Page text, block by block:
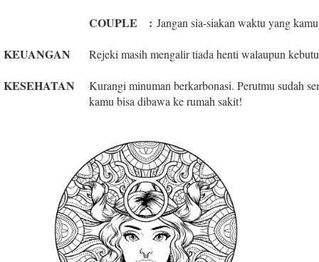
COUPLE : Jangan sia-siakan waktu yang
KEUANGAN Rejeki masih mengalir tiada henti walaupun
KESEHATAN
Kurangi minuman berkarbonasi. Perutmu sudah
kamu bisa dibawa ke rumah sakit!